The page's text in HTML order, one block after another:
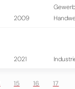
2009
2021
15 16
17